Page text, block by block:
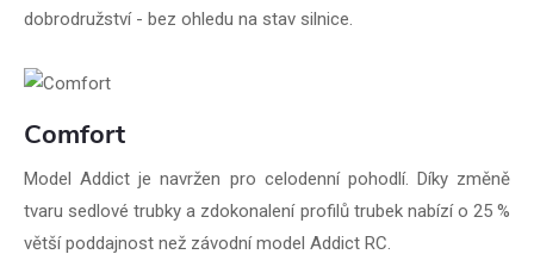
dobrodružství - bez ohledu na stav silnice.
Comfort
Model Addict je navržen pro celodenní pohodlí. Díky změně
tvaru sedlové trubky a zdokonalení profilů trubek nabízí o 25 %
větší poddajnost než závodní model Addict RC.